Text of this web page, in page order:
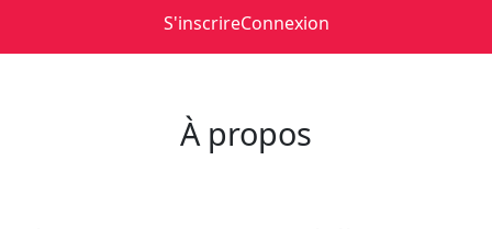
S'inscrireConnexion
À propos